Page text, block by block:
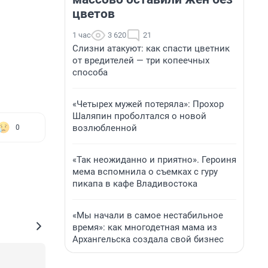
0
цветов
1 час 3 620 21
Слизни атакуют: как спасти цветник
от вредителей — три копеечных
способа
«Четырех мужей потеряла»: Прохор
Шаляпин проболтался о новой
возлюбленной
«Так неожиданно и приятно». Героиня
мема вспомнила о съемках с гуру
пикапа в кафе Владивостока
«Мы начали в самое нестабильное
время»: как многодетная мама из
Архангельска создала свой бизнес